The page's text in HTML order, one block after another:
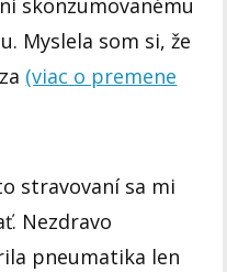
skonzumovanému
Myslela som si, že
(viac o premene
stravovaní sa mi
Nezdravo
pneumatika len